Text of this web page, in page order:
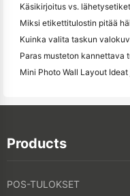
Miksi etikettitulostin pitää
Products
POS-TULOKSET